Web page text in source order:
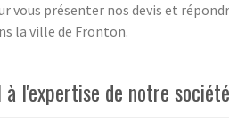
vous présenter nos devis et
la ville de Fronton.
à l'expertise de notre